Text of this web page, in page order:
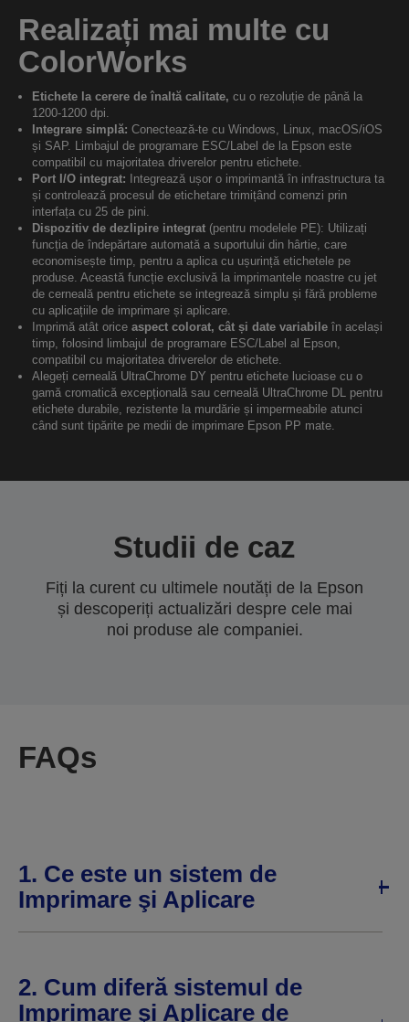
Realizați mai multe cu
ColorWorks
Etichete la cerere de înaltă calitate, cu o rezoluție de până la
1200-1200 dpi.
Integrare simplă: Conectează-te cu Windows, Linux, macOS/iOS
și SAP. Limbajul de programare ESC/Label de la Epson este
compatibil cu majoritatea driverelor pentru etichete.
Port I/O integrat: Integrează ușor o imprimantă în infrastructura ta
și controlează procesul de etichetare trimițând comenzi prin
interfața cu 25 de pini.
Dispozitiv de dezlipire integrat (pentru modelele PE): Utilizați
funcția de îndepărtare automată a suportului din hârtie, care
economisește timp, pentru a aplica cu ușurință etichetele pe
produse. Această funcție exclusivă la imprimantele noastre cu jet
de cerneală pentru etichete se integrează simplu și fără probleme
cu aplicațiile de imprimare și aplicare.
Imprimă atât orice aspect colorat, cât și date variabile în același
timp, folosind limbajul de programare ESC/Label al Epson,
compatibil cu majoritatea driverelor de etichete.
Alegeți cerneală UltraChrome DY pentru etichete lucioase cu o
gamă cromatică excepțională sau cerneală UltraChrome DL pentru
etichete durabile, rezistente la murdărie și impermeabile atunci
când sunt tipărite pe medii de imprimare Epson PP mate.
Studii de caz
Fiți la curent cu ultimele noutăți de la Epson
și descoperiți actualizări despre cele mai
noi produse ale companiei.
FAQs
1. Ce este un sistem de
Imprimare şi Aplicare
2. Cum diferă sistemul de
Imprimare şi Aplicare de